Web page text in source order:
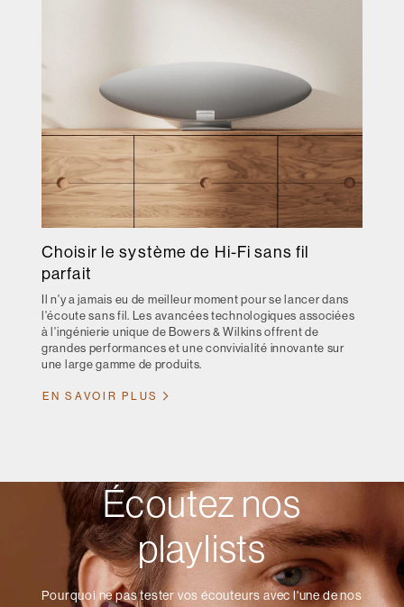
Choisir le système de Hi-Fi sans fil
parfait
Il n'y a jamais eu de meilleur moment pour se lancer dans
l'écoute sans fil. Les avancées technologiques associées
à l'ingénierie unique de Bowers & Wilkins offrent de
grandes performances et une convivialité innovante sur
une large gamme de produits.
EN SAVOIR PLUS
Écoutez nos
playlists
Pourquoi ne pas tester vos écouteurs avec l'une de nos